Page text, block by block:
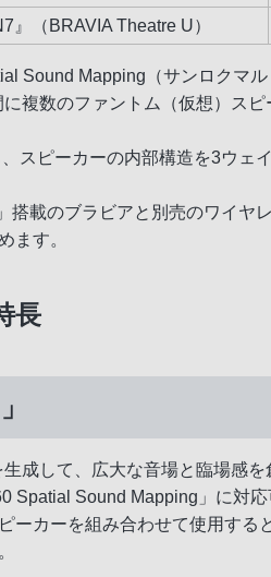
』（BRAVIA Theatre U）
Sound Mapping（サンロクマ
複数のファントム（仮想）ス
スピーカーの内部構造を3ウェ
」搭載のブラビアと別売のワイヤ
ます。
長
成して、広大な音場と臨場感を
Sound Mapping」に対
カーを組み合わせて使用す